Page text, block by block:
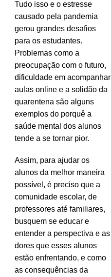
Tudo isso e o estresse
causado pela pandemia
gerou grandes desafios
para os estudantes.
Problemas como a
preocupação com o futuro,
dificuldade em acompanhar
aulas online e a solidão da
quarentena são alguns
exemplos do porquê a
saúde mental dos alunos
tende a se tornar pior.
Assim, para ajudar os
alunos da melhor maneira
possível, é preciso que a
comunidade escolar, de
professores até familiares,
busquem se educar e
entender a perspectiva e as
dores que esses alunos
estão enfrentando, e como
as consequências da